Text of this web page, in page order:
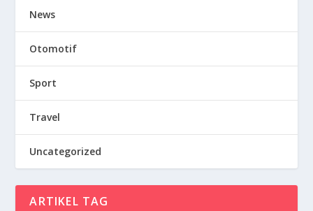
News
Otomotif
Sport
Travel
Uncategorized
ARTIKEL TAG